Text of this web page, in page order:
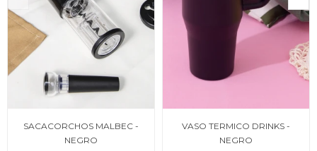
SACACORCHOS MALBEC -
NEGRO
VASO TERMICO DRINKS -
NEGRO